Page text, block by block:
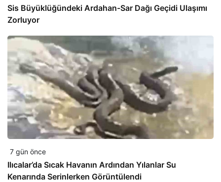
Sis Büyüklüğündeki Ardahan-Sar Dağı Geçidi Ulaşımı
Zorluyor
7 gün önce
Ilıcalar’da Sıcak Havanın Ardından Yılanlar Su
Kenarında Serinlerken Görüntülendi